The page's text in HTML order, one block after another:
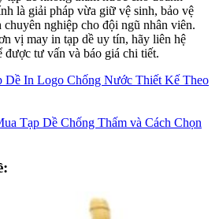
là giải pháp vừa giữ vệ sinh, bảo vệ
chuyên nghiệp cho đội ngũ nhân viên.
vị may in tạp dề uy tín, hãy liên hệ
tư vấn và báo giá chi tiết.
Dề In Logo Chống Nước Thiết Kế Theo
Tạp Dề Chống Thấm và Cách Chọn